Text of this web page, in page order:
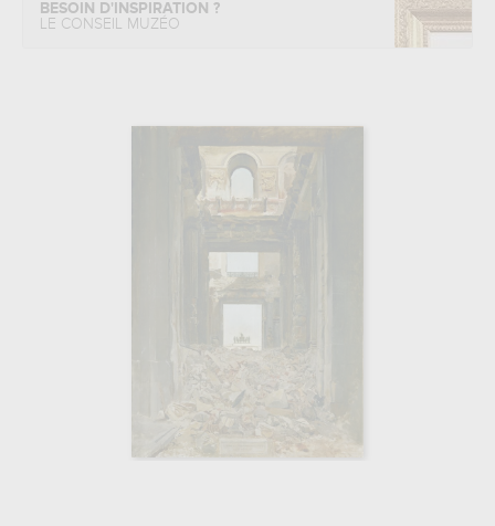
BESOIN D'INSPIRATION ?
LE CONSEIL MUZÉO